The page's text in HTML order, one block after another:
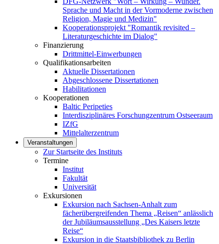
Sprache und Macht in der Vormoderne zwischen
Religion, Magie und Medizin"
Kooperationsprojekt "Romantik revisited –
Literaturgeschichte im Dialog"
Finanzierung
Drittmittel-Einwerbungen
Qualifikationsarbeiten
Aktuelle Dissertationen
Abgeschlossene Dissertationen
Habilitationen
Kooperationen
Baltic Peripeties
Interdisziplinäres Forschungzentrum Ostseeraum
IZfG
Mittelalterzentrum
Veranstaltungen
Zur Startseite des Instituts
Termine
Institut
Fakultät
Universität
Exkursionen
Exkursion nach Sachsen-Anhalt zum
fächerübergreifenden Thema „Reisen“ anlässlich
der Jubiläumsausstellung „Des Kaisers letzte
Reise“
Exkursion in die Staatsbibliothek zu Berlin